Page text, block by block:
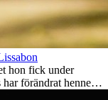
hon fick under
förändrat henne